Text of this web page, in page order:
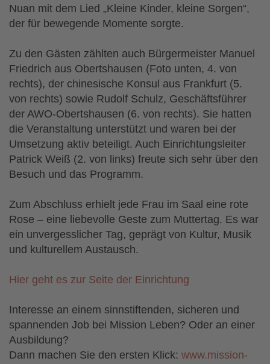
Nuan mit dem Lied „Kleine Kinder, kleine Sorgen“,
der für bewegende Momente sorgte.
Zu den Gästen zählten auch Bürgermeister Manuel
Friedrich aus Obertshausen (Foto unten, 4. von
rechts), der chinesische Konsul aus Frankfurt (5.
von rechts) sowie Rudolf Schulz, Geschäftsführer
der AWO-Obertshausen (6. von rechts). Sie hatten
die Veranstaltung unterstützt und waren bei der
Umsetzung aktiv beteiligt. Auch Einrichtungsleiter
Patrick Weiß (2. von links) freute sich sehr über den
Besuch und das Programm.
Zum Abschluss erhielt jede Frau im Saal eine rote
Rose – eine liebevolle Geste zum Muttertag. Es war
ein unvergesslicher Tag, geprägt von Kultur, Musik
und kulturellem Austausch.
Hier geht es zur Seite der Einrichtung
Interesse an einem sinnstiftenden, sicheren und
spannenden Job bei Mission Leben? Oder an einer
Ausbildung?
Dann machen Sie den ersten Klick: www.mission-